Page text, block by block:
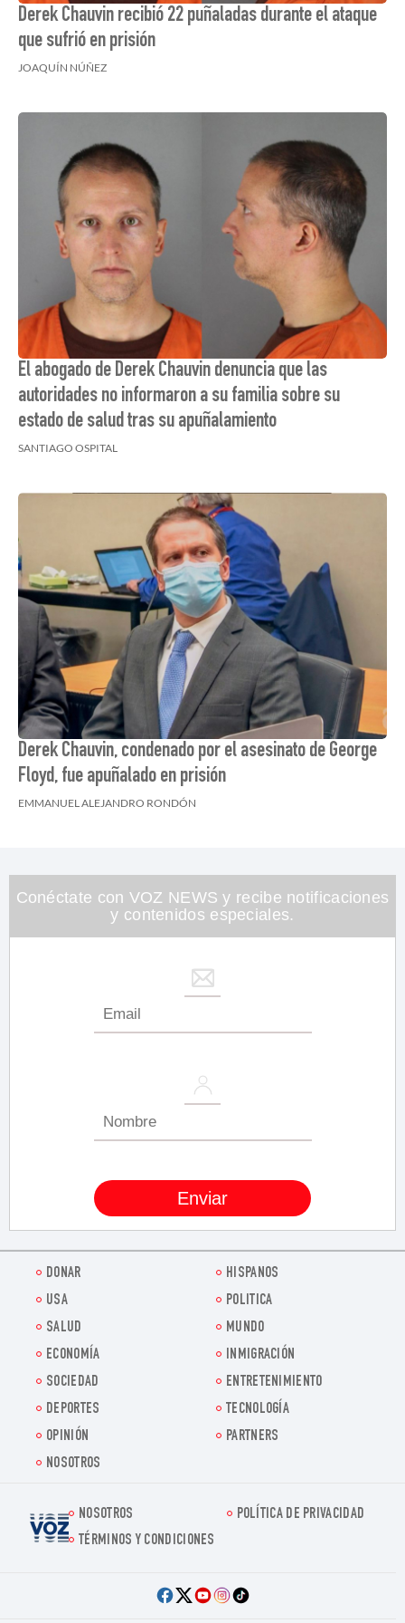
Derek Chauvin recibió 22 puñaladas durante el ataque
que sufrió en prisión
JOAQUÍN NÚÑEZ
El abogado de Derek Chauvin denuncia que las
autoridades no informaron a su familia sobre su
estado de salud tras su apuñalamiento
SANTIAGO OSPITAL
Derek Chauvin, condenado por el asesinato de George
Floyd, fue apuñalado en prisión
EMMANUEL ALEJANDRO RONDÓN
Conéctate con VOZ NEWS y recibe notificaciones
y contenidos especiales.
DONAR
HISPANOS
USA
POLITICA
SALUD
MUNDO
ECONOMÍA
INMIGRACIÓN
SOCIEDAD
ENTRETENIMIENTO
DEPORTES
TECNOLOGÍA
OPINIÓN
PARTNERS
NOSOTROS
Voz.us
NOSOTROS
POLÍTICA DE PRIVACIDAD
TÉRMINOS Y CONDICIONES